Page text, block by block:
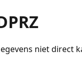
niet direct